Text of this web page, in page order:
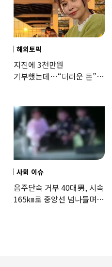
해외토픽
지진에 3천만원
기부했는데…“더러운 돈”
사회 이슈
음주단속 거부 40대男, 시속
165㎞로 중앙선 넘나들며